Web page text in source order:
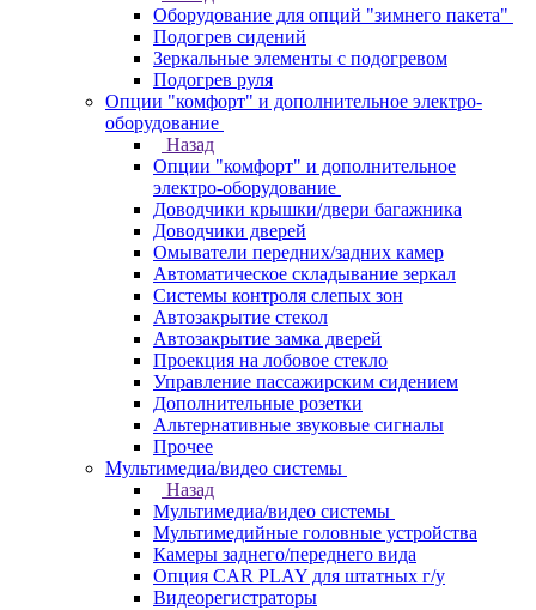
Оборудование для опций "зимнего пакета"
Подогрев сидений
Зеркальные элементы с подогревом
Подогрев руля
Опции "комфорт" и дополнительное электро-
оборудование
Назад
Опции "комфорт" и дополнительное
электро-оборудование
Доводчики крышки/двери багажника
Доводчики дверей
Омыватели передних/задних камер
Автоматическое складывание зеркал
Системы контроля слепых зон
Автозакрытие стекол
Автозакрытие замка дверей
Проекция на лобовое стекло
Управление пассажирским сидением
Дополнительные розетки
Альтернативные звуковые сигналы
Прочее
Мультимедиа/видео системы
Назад
Мультимедиа/видео системы
Мультимедийные головные устройства
Камеры заднего/переднего вида
Опция CAR PLAY для штатных г/у
Видеорегистраторы